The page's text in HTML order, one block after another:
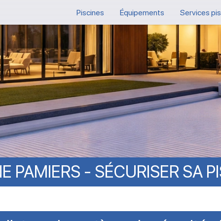
Piscines Équipements Services
PAMIERS - SÉCURISER SA